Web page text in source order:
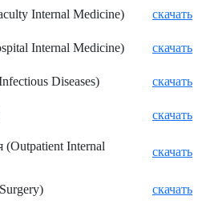
Internal Medicine) скачать
Internal Medicine) скачать
Diseases) скачать
скачать
(Outpatient Internal
скачать
скачать